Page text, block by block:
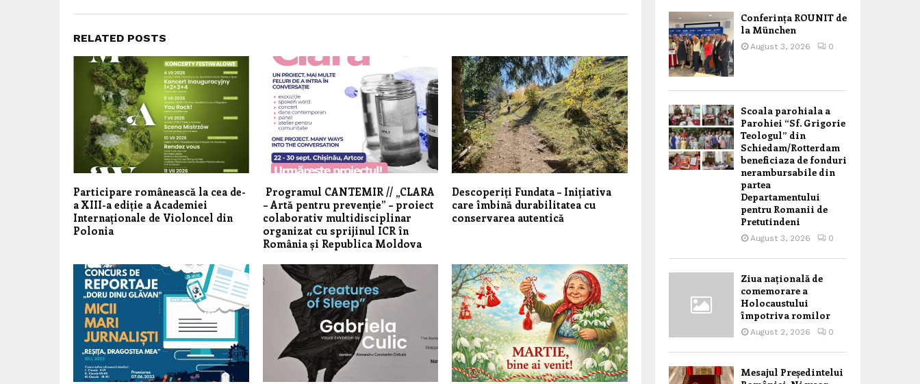
RELATED POSTS
Participare românească la cea de-
a XIII-a ediție a Academiei
Internaționale de Violoncel din
Polonia
Programul CANTEMIR // „CLARA
– Artă pentru prevenție” – proiect
colaborativ multidisciplinar
organizat cu sprijinul ICR în
România și Republica Moldova
Descoperiți Fundata – Inițiativa
care îmbină durabilitatea cu
conservarea autentică
Conferința ROUNIT de
la München
August 3, 2026 0
Scoala parohiala a
Parohiei “Sf. Grigorie
Teologul” din
Schiedam/Rotterdam
beneficiaza de fonduri
nerambursabile din
partea
Departamentului
pentru Romanii de
Pretutindeni
August 3, 2026 0
Ziua națională de
comemorare a
Holocaustului
împotriva romilor
August 2, 2026 0
Mesajul Președintelui